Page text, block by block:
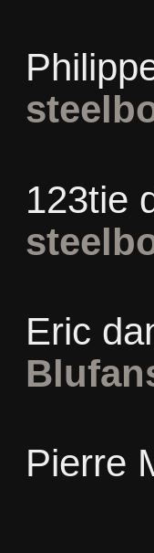
123tie
Eric
Pierre